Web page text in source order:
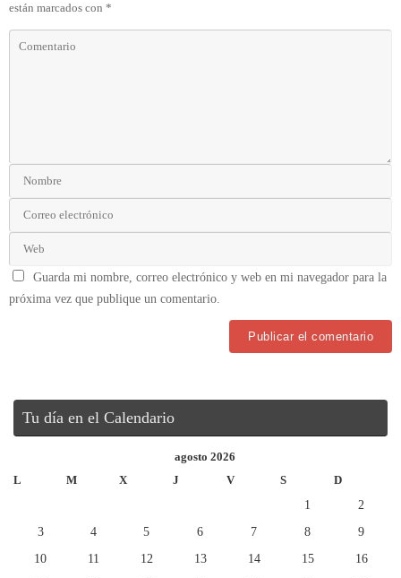
están marcados con *
Guarda mi nombre, correo electrónico y web en mi navegador para la
próxima vez que publique un comentario.
Tu día en el Calendario
agosto 2026
L
M X J V S D
1
2
3
4 5 6 7 8
9
10
11 12 13 14 15
16